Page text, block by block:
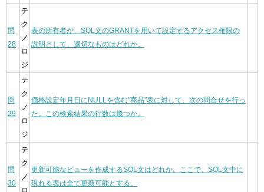
問
28
テ
ク
ノ
ロ
ジ
表の所有者が、SQL文のGRANTを用いて設定するアクセス権限の
説明として、適切なものはどれか。
問
29
テ
ク
ノ
ロ
ジ
価格設定年月日にNULLを含む"商品"表に対して、次の問合せを行っ
た。この検索結果の行数は幾つか。
問
30
テ
ク
ノ
ロ
更新可能なビューを作成するSQL文はどれか。ここで、SQL文中に
現れる表は全て更新可能とする。